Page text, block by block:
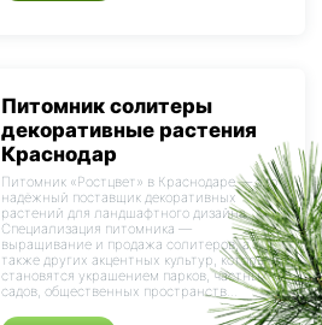
Питомник солитеры
декоративные растения
Краснодар
Питомник «Ростцвет» в Краснодаре — это
надёжный поставщик декоративных
растений для ландшафтного дизайна.
Специализация питомника —
выращивание и продажа солитеров, а
также других акцентных культур, которые
становятся украшением парков, частных
садов, общественных пространств...